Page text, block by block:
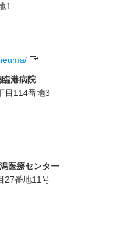
1
港病院
目114番地3
医療センター
27番地11号